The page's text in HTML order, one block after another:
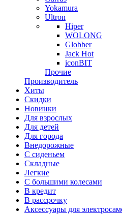
Yokamura
Ultron
Hiper
WOLONG
Globber
Jack Hot
iconBIT
Прочие
Производитель
Хиты
Скидки
Новинки
Для взрослых
Для детей
Для города
Внедорожные
С сиденьем
Складные
Легкие
С большими колесами
В кредит
В рассрочку
Аксессуары для